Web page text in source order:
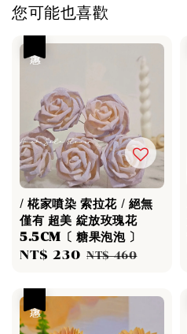
您可能也喜歡
/ 椛家噴染 索拉花 / 絕無
僅有 超美 綻放玫瑰花
5.5CM〔 糖果泡泡 〕
Sale
NT$ 230 Regular
NT$ 460